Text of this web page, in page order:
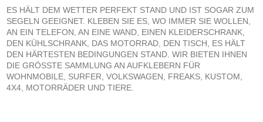
ES HÄLT DEM WETTER PERFEKT STAND UND IST SOGAR ZUM
SEGELN GEEIGNET. KLEBEN SIE ES, WO IMMER SIE WOLLEN,
AN EIN TELEFON, AN EINE WAND, EINEN KLEIDERSCHRANK,
DEN KÜHLSCHRANK, DAS MOTORRAD, DEN TISCH, ES HÄLT
DEN HÄRTESTEN BEDINGUNGEN STAND. WIR BIETEN IHNEN
DIE GRÖSSTE SAMMLUNG AN AUFKLEBERN FÜR
WOHNMOBILE, SURFER, VOLKSWAGEN, FREAKS, KUSTOM,
4X4, MOTORRÄDER UND TIERE.